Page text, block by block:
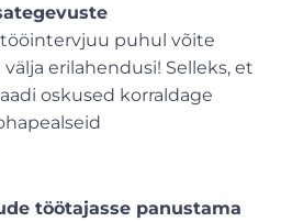
puhul võite
erilahendusi! Selleks, et
oskused korraldage
töötajasse panustama